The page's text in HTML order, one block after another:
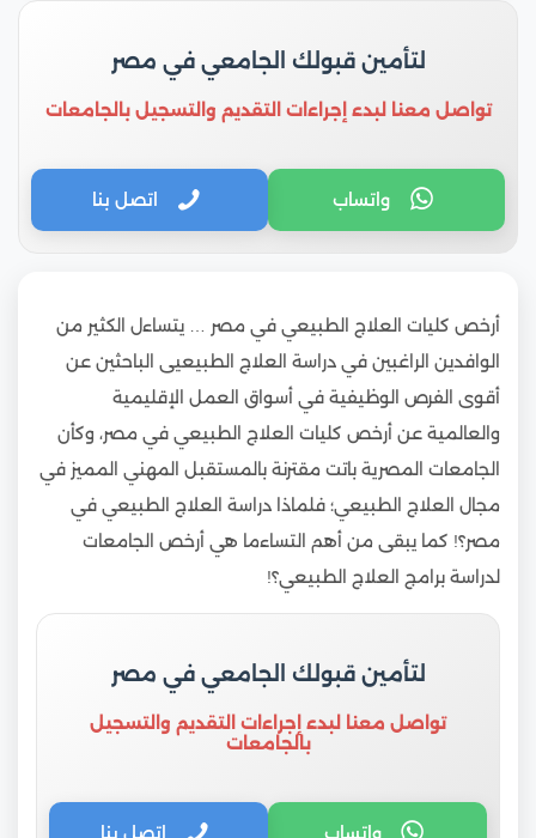
لتأمين قبولك الجامعي في مصر
تواصل معنا لبدء إجراءات التقديم والتسجيل بالجامعات
واتساب اتصل بنا
أرخص كليات العلاج الطبيعي في مصر … يتساءل الكثير من
الوافدين الراغبين في دراسة العلاج الطبيعيى الباحثين عن
أقوى الفرص الوظيفية في أسواق العمل الإقليمية
والعالمية عن أرخص كليات العلاج الطبيعي في مصر، وكأن
الجامعات المصرية باتت مقترنة بالمستقبل المهني المميز في
مجال العلاج الطبيعي؛ فلماذا دراسة العلاج الطبيعي في
مصر؟! كما يبقى من أهم التساءما هي أرخص الجامعات
لدراسة برامج العلاج الطبيعي؟!
لتأمين قبولك الجامعي في مصر
تواصل معنا لبدء إجراءات التقديم والتسجيل
بالجامعات
واتساب اتصل بنا